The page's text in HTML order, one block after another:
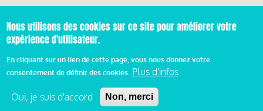
© 2019 Miroir Social - Réalisé parCafffeine
Pied
Mentions légales et condition générale d’utilisation et
d’abonnement
Nous utilisons des cookies sur ce site pour améliorer votre
expérience d'utilisateur.
En cliquant sur un lien de cette page, vous nous donnez votre
consentement de définir des cookies. Plus d'infos
Oui, je suis d'accord Non, merci